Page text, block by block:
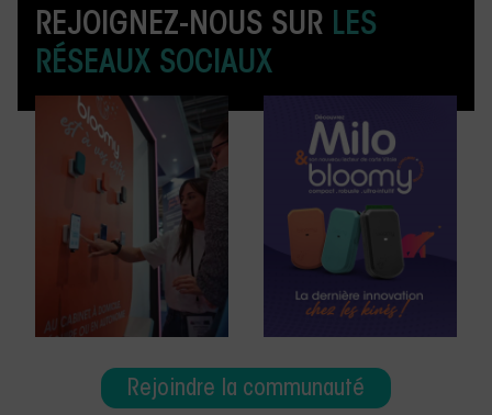
REJOIGNEZ-NOUS SUR LES
RÉSEAUX SOCIAUX
Rejoindre la communauté